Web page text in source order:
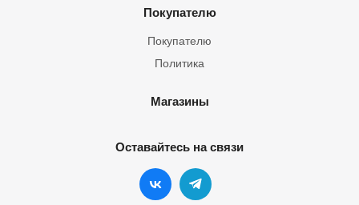
Покупателю
Покупателю
Политика
Магазины
Оставайтесь на связи